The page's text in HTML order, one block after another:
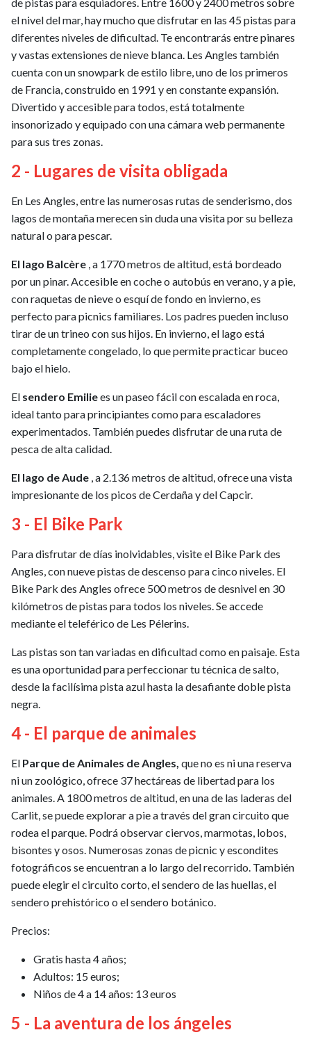
el nivel del mar, hay mucho que disfrutar en las 45 pistas para
diferentes niveles de dificultad. Te encontrarás entre pinares
y vastas extensiones de nieve blanca. Les Angles también
cuenta con un snowpark de estilo libre, uno de los primeros
de Francia, construido en 1991 y en constante expansión.
Divertido y accesible para todos, está totalmente
insonorizado y equipado con una cámara web permanente
para sus tres zonas.
2 - Lugares de visita obligada
En Les Angles, entre las numerosas rutas de senderismo, dos
lagos de montaña merecen sin duda una visita por su belleza
natural o para pescar.
El lago Balcère , a 1770 metros de altitud, está bordeado
por un pinar. Accesible en coche o autobús en verano, y a pie,
con raquetas de nieve o esquí de fondo en invierno, es
perfecto para picnics familiares. Los padres pueden incluso
tirar de un trineo con sus hijos. En invierno, el lago está
completamente congelado, lo que permite practicar buceo
bajo el hielo.
El sendero Emiliees un paseo fácil con escalada en roca,
ideal tanto para principiantes como para escaladores
experimentados. También puedes disfrutar de una ruta de
pesca de alta calidad.
El lago de Aude , a 2.136 metros de altitud, ofrece una vista
impresionante de los picos de Cerdaña y del Capcir.
3 - El Bike Park
Para disfrutar de días inolvidables, visite el Bike Park des
Angles, con nueve pistas de descenso para cinco niveles. El
Bike Park des Angles ofrece 500 metros de desnivel en 30
kilómetros de pistas para todos los niveles. Se accede
mediante el teleférico de Les Pélerins.
Las pistas son tan variadas en dificultad como en paisaje. Esta
es una oportunidad para perfeccionar tu técnica de salto,
desde la facilísima pista azul hasta la desafiante doble pista
negra.
4 - El parque de animales
El Parque de Animales de Angles, que no es ni una reserva
ni un zoológico, ofrece 37 hectáreas de libertad para los
animales. A 1800 metros de altitud, en una de las laderas del
Carlit, se puede explorar a pie a través del gran circuito que
rodea el parque. Podrá observar ciervos, marmotas, lobos,
bisontes y osos. Numerosas zonas de picnic y escondites
fotográficos se encuentran a lo largo del recorrido. También
puede elegir el circuito corto, el sendero de las huellas, el
sendero prehistórico o el sendero botánico.
Precios:
Gratis hasta 4 años;
Adultos: 15 euros;
Niños de 4 a 14 años: 13 euros
5 - La aventura de los ángeles